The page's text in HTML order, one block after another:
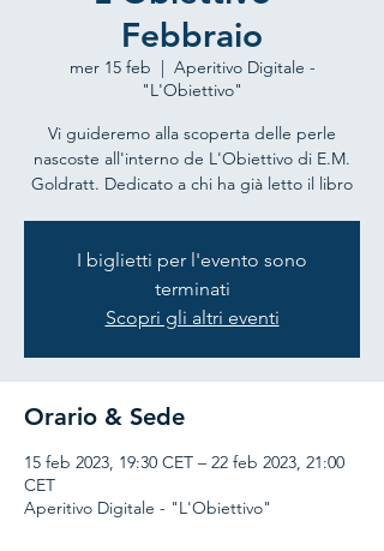
Febbraio
mer 15 feb
  |
Aperitivo Digitale -
"L'Obiettivo"
Vi guideremo alla scoperta delle perle
nascoste all'interno de L'Obiettivo di E.M.
Goldratt. Dedicato a chi ha già letto il libro
I biglietti per l'evento sono
terminati
Scopri gli altri eventi
Orario & Sede
15 feb 2023, 19:30 CET – 22 feb 2023, 21:00
CET
Aperitivo Digitale - "L'Obiettivo"